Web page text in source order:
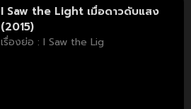
I Saw the Light เมื่อดาวดับแสง
(2015)
เรื่องย่อ : I Saw the Lig